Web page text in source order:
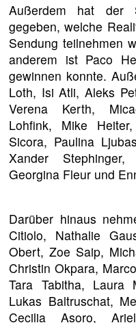
Außerdem hat der
gegeben, welche
Sendung teilnehmen
anderem ist Paco
gewinnen konnte.
Loth, Isi Atli, Aleks
Verena Kerth,
Lohfink, Mike
Sicora, Paulina
Xander
Georgina Fleur und
Darüber hinaus
Citiolo, Nathalie
Obert, Zoe Saip,
Christin Okpara,
Tara Tabitha, Laura
Lukas Baltruschat,
Cecilia Asoro,